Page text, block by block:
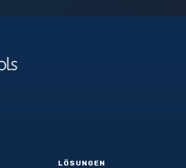
LÖSUNGEN